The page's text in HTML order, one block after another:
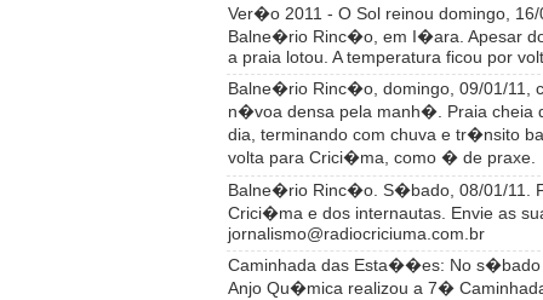
Ver�o 2011 - O Sol reinou domingo, 16/
Balne�rio Rinc�o, em I�ara. Apesar
a praia lotou. A temperatura ficou por
Balne�rio Rinc�o, domingo, 09/01/11,
n�voa densa pela manh�. Praia cheia
dia, terminando com chuva e tr�nsito
volta para Crici�ma, como � de praxe.
Balne�rio Rinc�o. S�bado, 08/01/11.
Crici�ma e dos internautas. Envie as
jornalismo@radiocriciuma.com.br
Caminhada das Esta��es: No s�bado
Anjo Qu�mica realizou a 7�